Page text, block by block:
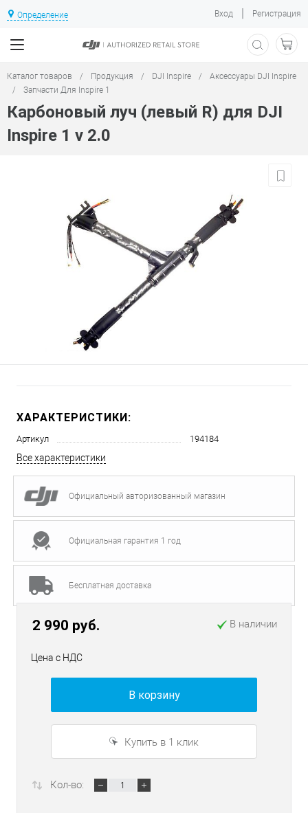
Определение Вход | Регистрация
Каталог товаров / Продукция / DJI Inspire /
Аксессуары DJI Inspire
/
Запчасти Для Inspire 1
Карбоновый луч (левый R) для DJI
Inspire 1 v 2.0
ХАРАКТЕРИСТИКИ:
Артикул 194184
Все характеристики
Официальный авторизованный магазин
Официальная гарантия 1 год
Бесплатная доставка
2 990 руб. В наличии
Цена с НДС
В корзину
Купить в 1 клик
Кол-во: